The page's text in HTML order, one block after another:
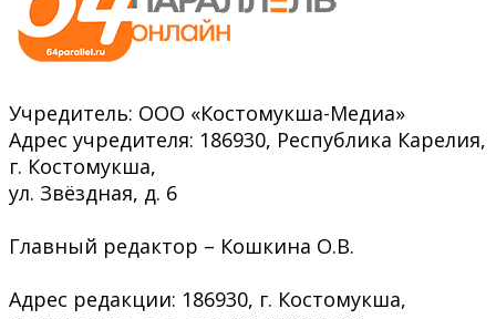
Учредитель: ООО «Костомукша-Медиа»
Адрес учредителя: 186930, Республика Карелия,
г. Костомукша,
ул. Звёздная, д. 6
Главный редактор – Кошкина О.В.
Адрес редакции: 186930, г. Костомукша,